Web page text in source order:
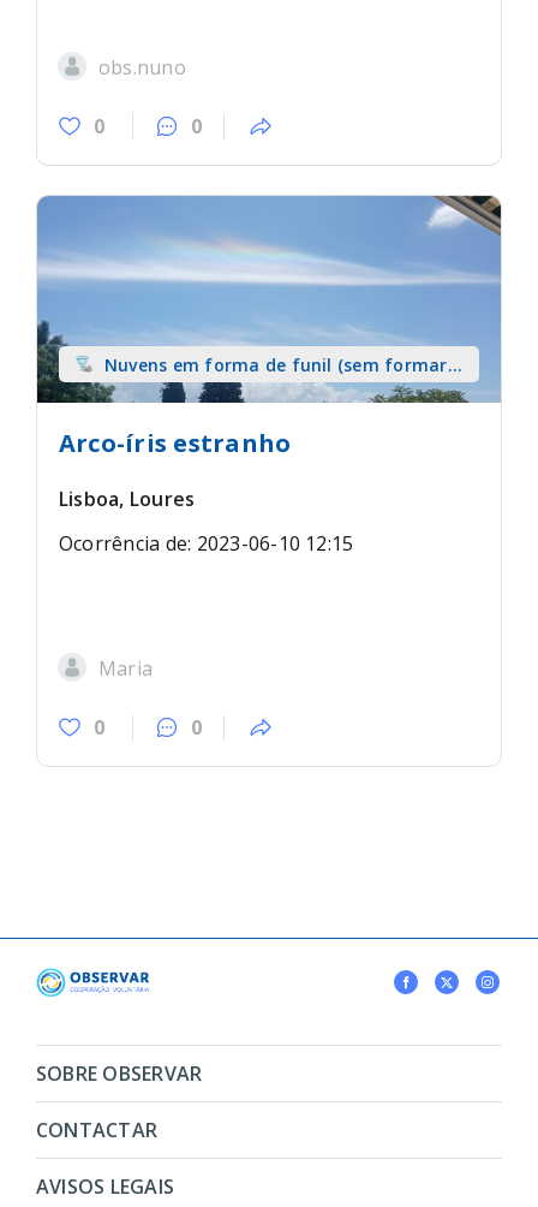
obs.nuno
0 0
Nuvens em forma de funil (sem formar
tromba) sobre terra
Arco-íris estranho
Lisboa, Loures
Ocorrência de: 2023-06-10 12:15
Maria
0 0
SOBRE OBSERVAR
CONTACTAR
AVISOS LEGAIS